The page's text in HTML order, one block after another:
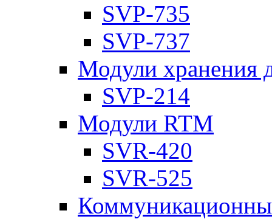
SVP-735
SVP-737
Модули хранения
SVP-214
Модули RTM
SVR-420
SVR-525